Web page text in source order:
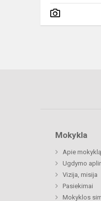
Mokykla
Apie mokyklą
Ugdymo
Vizija, misija
Pasiekimai
Mokyklos